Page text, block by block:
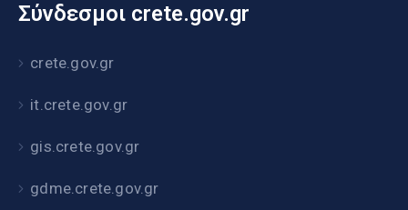
Σύνδεσμοι crete.gov.gr
crete.gov.gr
it.crete.gov.gr
gis.crete.gov.gr
gdme.crete.gov.gr